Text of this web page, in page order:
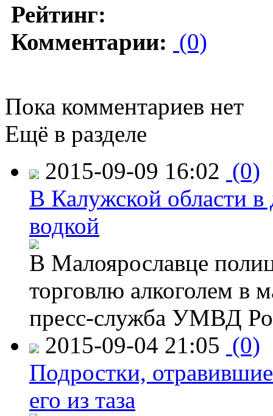
Рейтинг:
Комментарии: (0)
Пока комментариев нет
Ещё в разделе
2015-09-09 16:02 (0)
В Калужской области в
водкой
В Малоярославце
торговлю алкоголем в
пресс-служба УМВД
2015-09-04 21:05 (0)
Подростки,
его из таза